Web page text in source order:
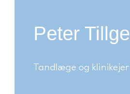
Peter Tillge
Tandlæge og klinikejer